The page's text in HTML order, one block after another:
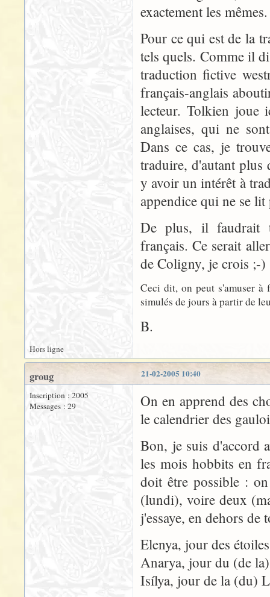
exactement les mêmes.
Pour ce qui est de la
tels quels. Comme il
traduction fictive
français-anglais
lecteur. Tolkien joue
anglaises, qui ne
Dans ce cas, je
traduire, d'autant
y avoir un intérêt à
appendice qui ne se
De plus, il faudrait
français. Ce serait
de Coligny, je crois ;-)
Ceci dit, on peut s'amuser
simulés de jours à partir de
B.
Hors ligne
21-02-2005 10:40
groug
Inscription : 2005
Messages : 29
On en apprend des
le calendrier des
Bon, je suis d'accord
les mois hobbits en
doit être possible :
(lundi), voire deux
j'essaye, en dehors
Elenya, jour des
Anarya, jour du (de
Isílya, jour de la (du)